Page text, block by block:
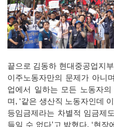
끝으로 김동하 현대중공업지
이주노동자만의 문제가 아니
업에서 일하는 모든 노동자의
며, ‘같은 생산직 노동자인데
등임금제라는 차별적 임금제
들일 수 없다’고 밝혔다. ‘현